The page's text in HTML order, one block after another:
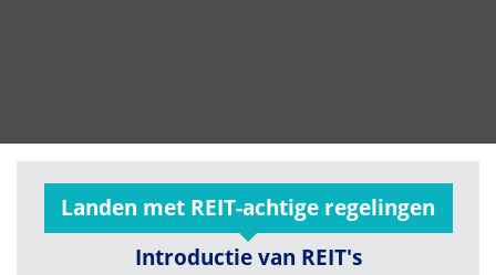
Landen met REIT-achtige regelingen
Introductie van REIT's